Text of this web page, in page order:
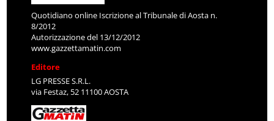
Quotidiano online Iscrizione al Tribunale di Aosta n.
8/2012
Autorizzazione del 13/12/2012
www.gazzettamatin.com
Editore
LG PRESSE S.R.L.
via Festaz, 52 11100 AOSTA